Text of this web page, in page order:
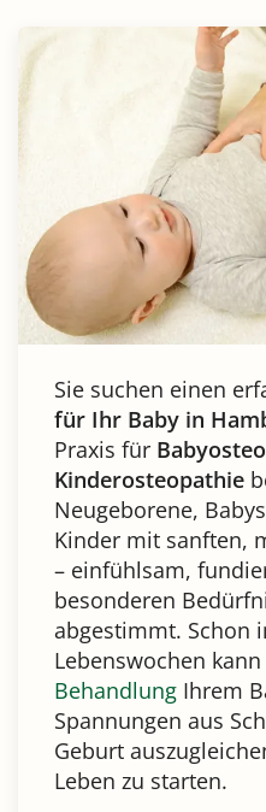
Sie suchen einen
für Ihr Baby in
Praxis für
Kinderosteopathie
Neugeborene,
Kinder mit sanften,
– einfühlsam,
besonderen
abgestimmt. Schon
Lebenswochen
Behandlung Ihrem
Spannungen aus
Geburt
Leben zu starten.